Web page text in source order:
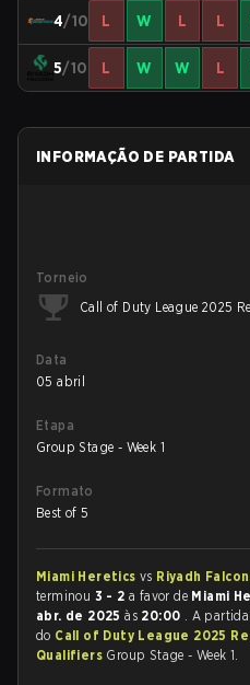
4/10 L W L L
5/10 L W W L
INFORMAÇÃO DE PARTIDA
Torneio
Call of Duty League 2025
Data
05 abril
Etapa
Group Stage - Week 1
Formato
Best of 5
Miami Heretics vs Riyadh
terminou 3 - 2 a favor de Miami
abr. de 2025às 20:00 . A
do Call of Duty League 2025
Qualifiers Group Stage - Week 1.